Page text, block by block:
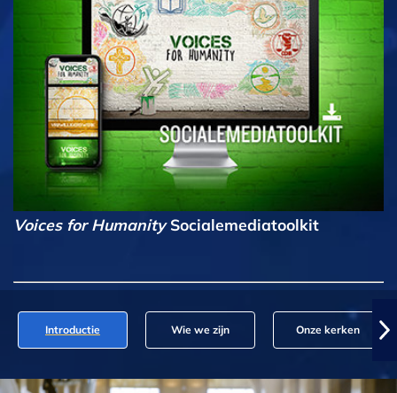
Voices for HumanitySocialemediatoolkit
Introductie Wie we zijn Onze kerken